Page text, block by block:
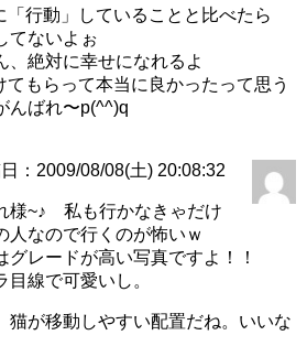
「行動」していることと比べたら
てないよぉ
、絶対に幸せになれるよ
てもらって本当に良かったって思う
んばれ〜p(^^)q
：2009/08/08(土) 20:08:32
様~♪ 私も行かなきゃだけ
人なので行くのが怖いｗ
グレードが高い写真ですよ！！
目線で可愛いし。
猫が移動しやすい配置だね。いいな